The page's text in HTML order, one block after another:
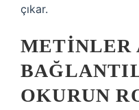
çıkar.
METINLER
OKURUN